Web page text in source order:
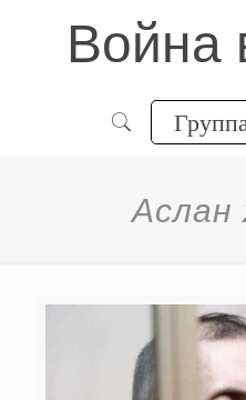
Война
Аслан